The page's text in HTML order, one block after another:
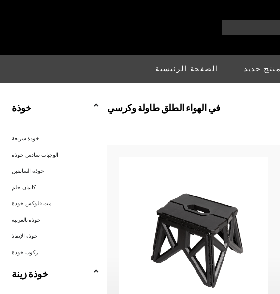
الصفحة الرئيسية منتج جديد
خوذة
خوذة سريعة
الوجبات سادس خوذة
خوذة السابقين
كايمان حلم
مت فلوكس خوذة
خوذة بالعربية
خوذة الإنقاذ
ركوب خوذة
خوذة زينة
في الهواء الطلق طاولة وكرسي